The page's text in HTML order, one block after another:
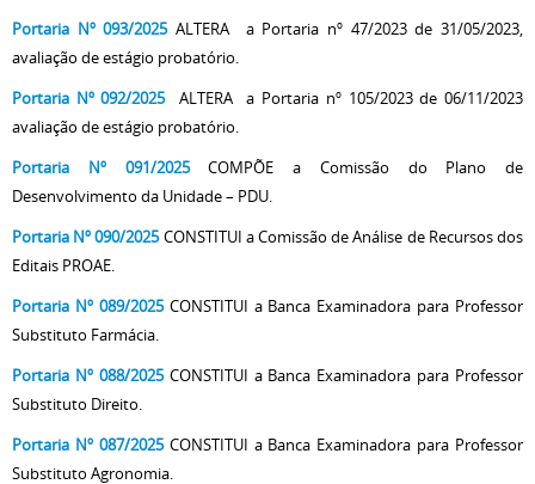
Portaria Nº 093/2025ALTERA a Portaria nº 47/2023 de 31/05/2023,
avaliação de estágio probatório.
Portaria Nº 092/2025
ALTERA a Portaria nº 105/2023 de 06/11/2023
avaliação de estágio probatório.
Portaria Nº 091/2025COMPÕE a Comissão do Plano de
Desenvolvimento da Unidade – PDU.
Portaria Nº 090/2025CONSTITUI a Comissão de Análise de Recursos dos
Editais PROAE.
Portaria Nº 089/2025CONSTITUI a Banca Examinadora para Professor
Substituto Farmácia.
Portaria Nº 088/2025CONSTITUI a Banca Examinadora para Professor
Substituto Direito.
Portaria Nº 087/2025CONSTITUI a Banca Examinadora para Professor
Substituto Agronomia.